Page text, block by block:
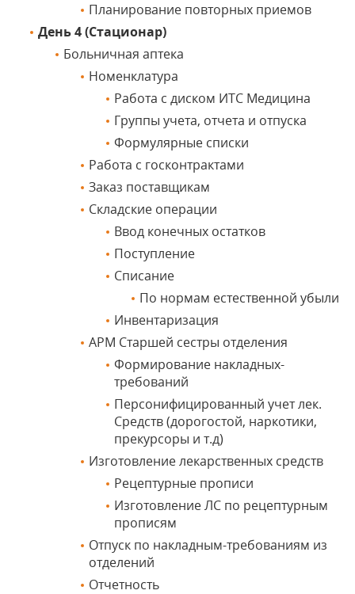
Планирование повторных приемов
День 4 (Стационар)
Больничная аптека
Номенклатура
Работа с диском ИТС Медицина
Группы учета, отчета и отпуска
Формулярные списки
Работа с госконтрактами
Заказ поставщикам
Складские операции
Ввод конечных остатков
Поступление
Списание
По нормам естественной убыли
Инвентаризация
АРМ Старшей сестры отделения
Формирование накладных-
требований
Персонифицированный учет лек.
Средств (дорогостой, наркотики,
прекурсоры и т.д)
Изготовление лекарственных средств
Рецептурные прописи
Изготовление ЛС по рецептурным
прописям
Отпуск по накладным-требованиям из
отделений
Отчетность